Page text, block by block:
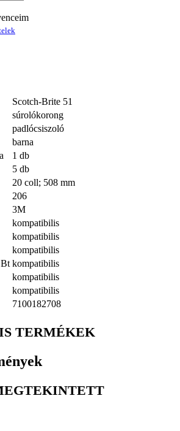
Scotch-Brite 51
súrolókorong
padlócsiszoló
barna
1 db
5 db
20 coll; 508 mm
206
3M
kompatibilis
kompatibilis
kompatibilis
kompatibilis
kompatibilis
kompatibilis
7100182708
TERMÉKEK